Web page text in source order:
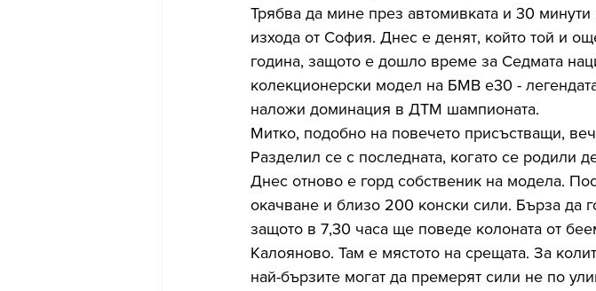
Трябва да мине през автомивката и 30
изхода от София. Днес е денят, който той и
година, защото е дошло време за Седмата
колекционерски модел на БМВ е30 -
наложи доминация в ДТМ шампионата.
Митко, подобно на повечето присъстващи,
Разделил се с последната, когато се родили
Днес отново е горд собственик на модела.
окачване и близо 200 конски сили. Бърза да
защото в 7,30 часа ще поведе колоната от
Калояново. Там е мястото на срещата. За
най-бързите могат да премерят сили не по